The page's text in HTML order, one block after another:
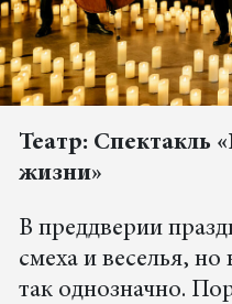
Театр: Спектакль
жизни»
В преддверии
смеха и веселья, но
так однозначно.